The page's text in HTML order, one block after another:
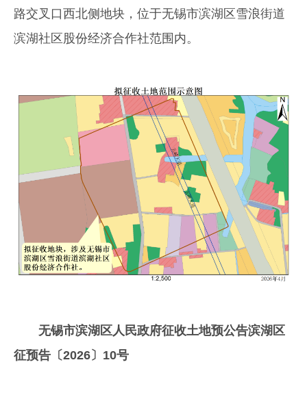
路交叉口西北侧地块，位于无锡市滨湖区雪浪街道
滨湖社区股份经济合作社范围内。
无锡市滨湖区人民政府征收土地预公告滨湖区
征预告〔2026〕10号